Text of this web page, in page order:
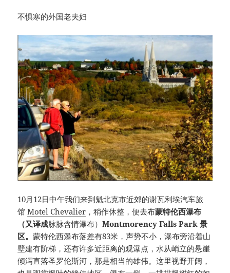
不惧寒的外国老夫妇
10月12日中午我们来到魁北克市近郊的谢瓦利埃汽车旅
馆Motel Chevalier ，稍作休整，便去布蒙特伦西瀑布
（又译成脉脉含情瀑布）Montmorency Falls Park景
区。蒙特伦西瀑布落差有83米，声势不小，瀑布旁沿着山
壁建有阶梯，还有许多近距离的观瀑点，水从峭立的悬崖
倾泻直落圣罗伦斯河，那是相当的雄伟。这里视野开阔，